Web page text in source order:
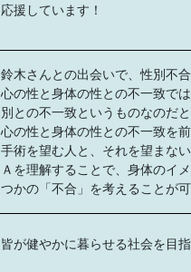
応援しています！
鈴木さんとの出会いで、性別不
心の性と身体の性との不一致で
別との不一致というものなのだと
心の性と身体の性との不一致を
手術を望む人と、それを望まな
Ａを理解することで、身体のイ
つかの「不合」を考えることが
皆が健やかに暮らせる社会を目